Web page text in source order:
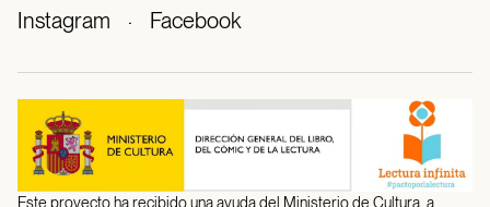
Instagram · Facebook
Este proyecto ha recibido una ayuda del Ministerio de Cultura, a